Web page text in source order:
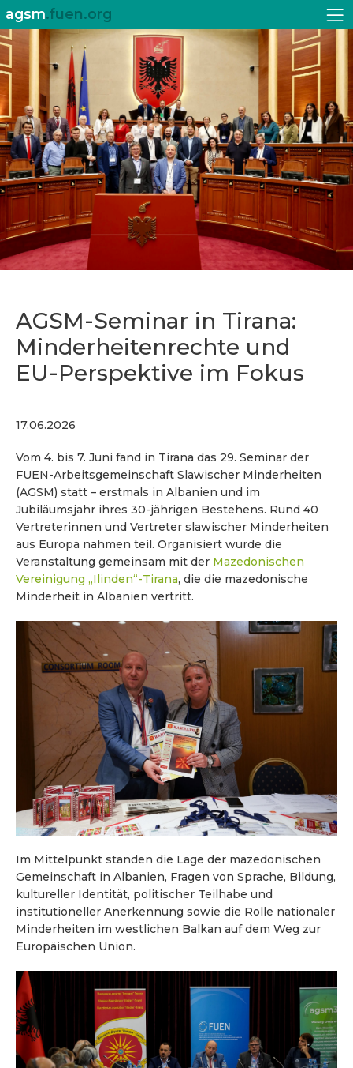
agsm.fuen.org
AGSM-Seminar in Tirana:
Minderheitenrechte und
EU-Perspektive im Fokus
17.06.2026
Vom 4. bis 7. Juni fand in Tirana das 29. Seminar der
FUEN-Arbeitsgemeinschaft Slawischer Minderheiten
(AGSM) statt – erstmals in Albanien und im
Jubiläumsjahr ihres 30-jährigen Bestehens. Rund 40
Vertreterinnen und Vertreter slawischer Minderheiten
aus Europa nahmen teil. Organisiert wurde die
Veranstaltung gemeinsam mit der Mazedonischen
Vereinigung „Ilinden“-Tirana, die die mazedonische
Minderheit in Albanien vertritt.
Im Mittelpunkt standen die Lage der mazedonischen
Gemeinschaft in Albanien, Fragen von Sprache, Bildung,
kultureller Identität, politischer Teilhabe und
institutioneller Anerkennung sowie die Rolle nationaler
Minderheiten im westlichen Balkan auf dem Weg zur
Europäischen Union.